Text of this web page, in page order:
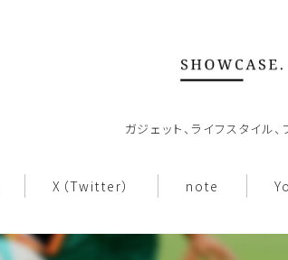
ガジェット、ライフスタイル
X（Twitter） note
ホーム
About